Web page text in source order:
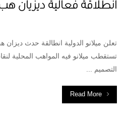
انطلاقة فعالية ديزيان
تعلن ميلانو الدولية انطالقة حدث
تستقطب ميلانو فيه المواهب المحلية
التصميم ...
Read More